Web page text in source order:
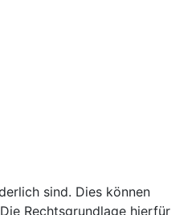
sind. Dies können
Rechtsgrundlage hierfür